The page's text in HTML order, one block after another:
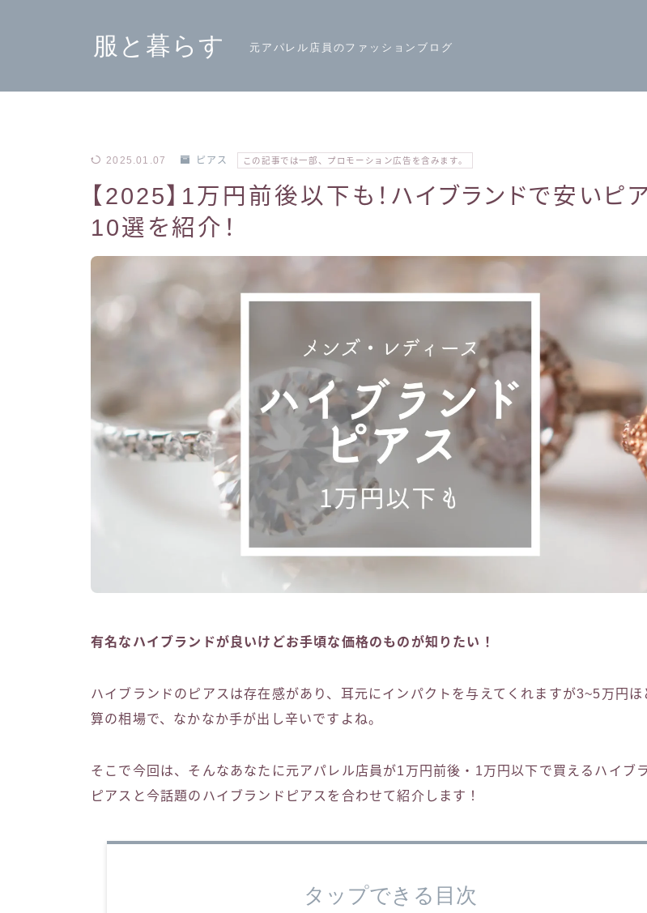
服と暮らす 元アパレル店員のファッションブログ
2025.01.07 ピアス この記事では一部、プロモーション広告を含みます。
【2025】1万円前後以下も！ハイブランドで安いピ
10選を紹介！
有名なハイブランドが良いけどお手頃な価格のものが知りたい！
ハイブランドのピアスは存在感があり、耳元にインパクトを与えてくれますが3~5万円ほ
算の相場で、なかなか手が出し辛いですよね。
そこで今回は、そんなあなたに元アパレル店員が1万円前後・1万円以下で買えるハイブ
ピアスと今話題のハイブランドピアスを合わせて紹介します！
タップできる目次